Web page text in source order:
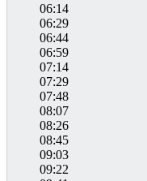
06:14
06:29
06:44
06:59
07:14
07:29
07:48
08:07
08:26
08:45
09:03
09:22